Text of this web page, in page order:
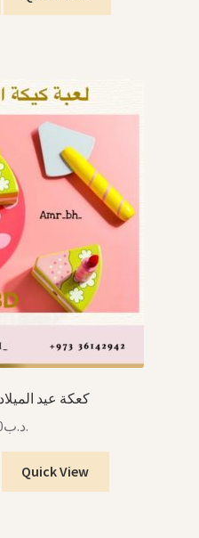
Birthday Cake كعكة عيد الميلاد
.د.ب
Quick View